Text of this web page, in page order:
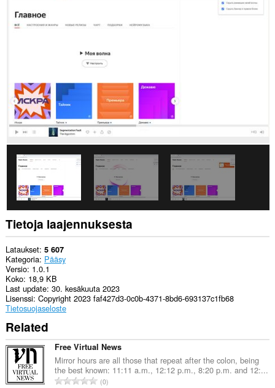
Tietoja laajennuksesta
Lataukset 5 607
Kategoria Pääsy
Versio 1.0.1
Koko 18,9 KB
Last update 30. kesäkuuta 2023
Lisenssi Copyright 2023 faf427d3-0c0b-4371-8bd6-693137c1fb68
Tietosuojaseloste
Related
Free Virtual News
Mirror hours are all those that repeat after the colon, being
the best known: 11:11 a.m., 12:12 p.m., 8:20 p.m. and 12:...
A0